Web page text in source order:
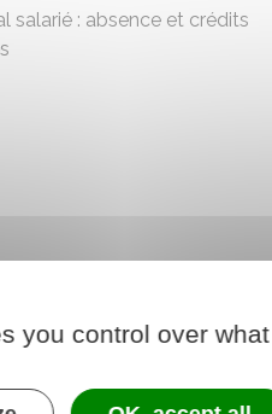
salarié : absence et crédits
you control over